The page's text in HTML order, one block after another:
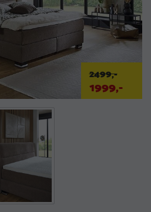
2499,-
1999,-